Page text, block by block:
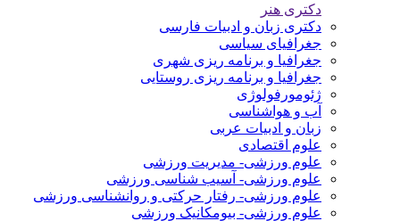
دکتری هنر
دکتری زبان و ادبیات فارسی
جغرافیای سیاسی
جغرافیا و برنامه ریزی شهری
جغرافیا و برنامه ریزی روستایی
ژئومورفولوژی
آب و هواشناسی
زبان و ادبیات عربی
علوم اقتصادی
علوم ورزشی- مدیریت ورزشی
علوم ورزشی- آسیب شناسی ورزشی
علوم ورزشی- رفتار حرکتی و روانشناسی ورزشی
علوم ورزشی- بیومکانیک ورزشی